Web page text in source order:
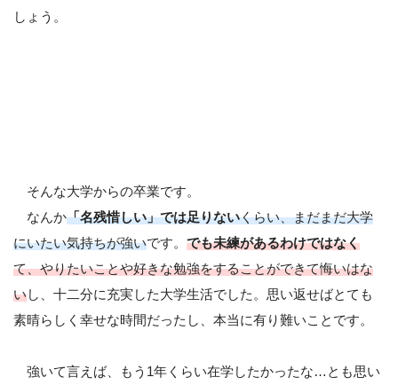
しょう。
そんな大学からの卒業です。
なんか「名残惜しい」では足りないくらい、まだまだ大学
にいたい気持ちが強いです。 でも未練があるわけではなく
て、やりたいことや好きな勉強をすることができて悔いはな
いし、十二分に充実した大学生活でした。思い返せばとても
素晴らしく幸せな時間だったし、本当に有り難いことです。
強いて言えば、もう1年くらい在学したかったな…とも思い